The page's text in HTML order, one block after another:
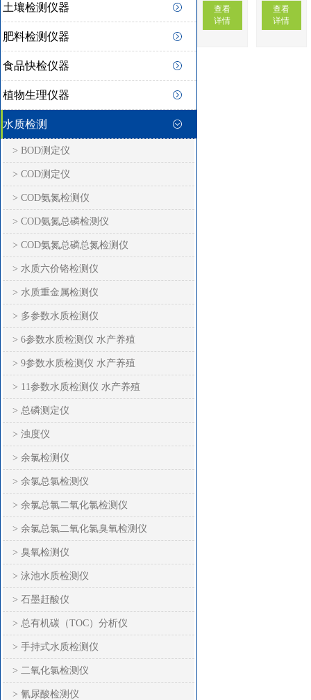
土壤检测仪器
肥料检测仪器
食品快检仪器
植物生理仪器
水质检测
> BOD测定仪
> COD测定仪
> COD氨氮检测仪
> COD氨氮总磷检测仪
> COD氨氮总磷总氮检测仪
> 水质六价铬检测仪
> 水质重金属检测仪
> 多参数水质检测仪
> 6参数水质检测仪 水产养殖
> 9参数水质检测仪 水产养殖
> 11参数水质检测仪 水产养殖
> 总磷测定仪
> 浊度仪
> 余氯检测仪
> 余氯总氯检测仪
> 余氯总氯二氧化氯检测仪
> 余氯总氯二氧化氯臭氧检测仪
> 臭氧检测仪
> 泳池水质检测仪
> 石墨赶酸仪
> 总有机碳（TOC）分析仪
> 手持式水质检测仪
> 二氧化氯检测仪
> 氰尿酸检测仪
查看
详情
查看
详情